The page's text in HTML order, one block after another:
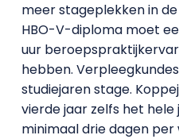
meer stageplekken in
HBO-V-diploma moet
uur
hebben.
studiejaren stage.
vierde jaar zelfs het hele
minimaal drie dagen per